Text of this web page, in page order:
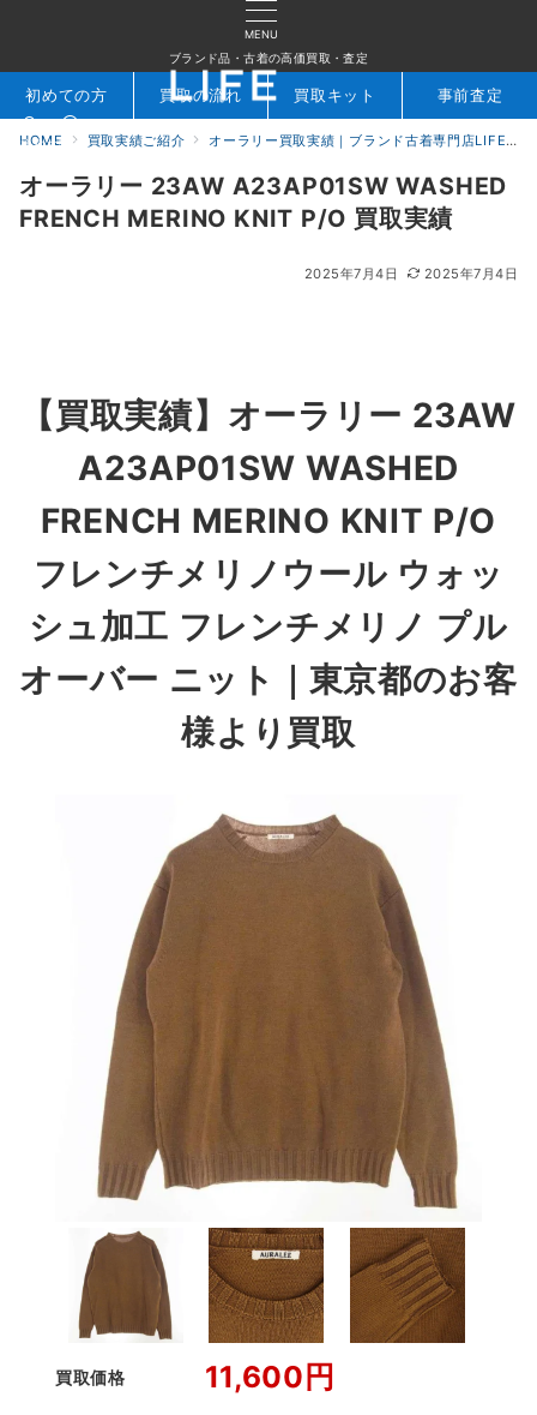
MENU
ブランド品・古着の高価買取・査定
検索 お問合せ
初めての方 買取の流れ 買取キット 事前査定
HOME 買取実績ご紹介 オーラリー買取実績｜ブランド古着専門店LIFE
オーラリー 23AW A23AP01SW WASHED
FRENCH MERINO KNIT P/O 買取実績
2025年7月4日 2025年7月4日
【買取実績】 オーラリー 23AW
A23AP01SW WASHED
FRENCH MERINO KNIT P/O
フレンチメリノウール ウォッ
シュ加工 フレンチメリノ プル
オーバー ニット
｜東京都のお客
様より買取
買取価格 11,600円